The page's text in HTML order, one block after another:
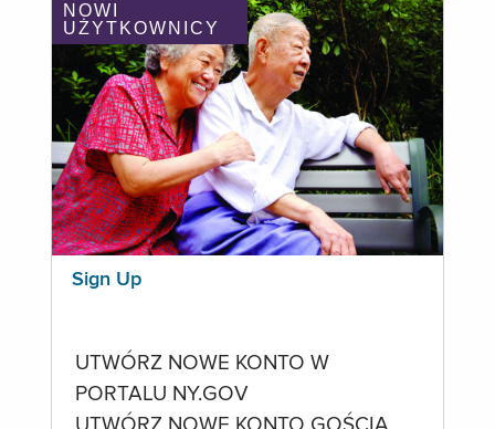
NOWI
UŻYTKOWNICY
Sign Up
UTWÓRZ NOWE KONTO W
PORTALU NY.GOV